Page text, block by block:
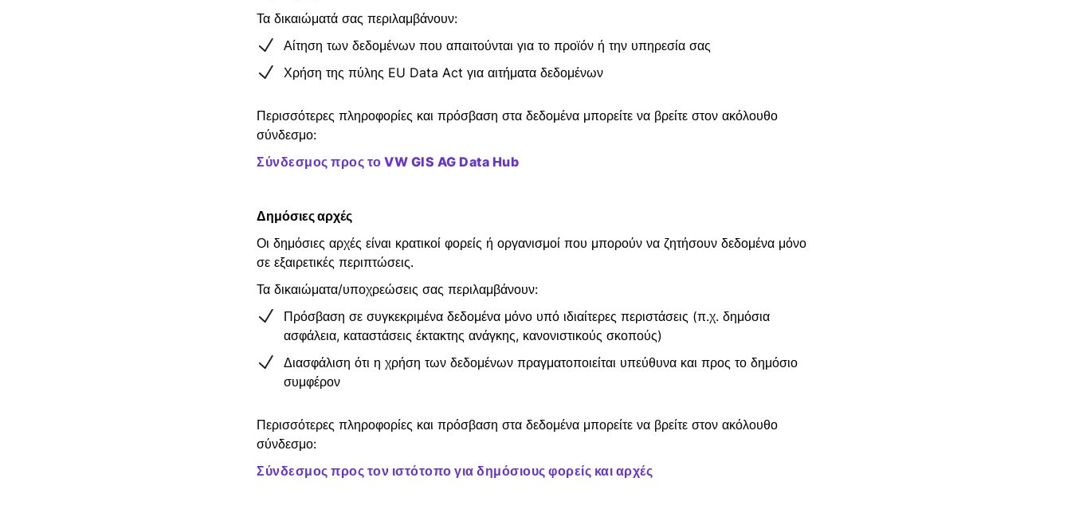
Τα δικαιώματά σας περιλαμβάνουν:
Αίτηση των δεδομένων που απαιτούνται για το προϊόν ή την υπηρεσία σας
Χρήση της πύλης EU Data Act για αιτήματα δεδομένων
Περισσότερες πληροφορίες και πρόσβαση στα δεδομένα μπορείτε να βρείτε στον ακόλουθο
σύνδεσμο:
Σύνδεσμος προς το VW GIS AG Data Hub
Δημόσιες αρχές
Οι δημόσιες αρχές είναι κρατικοί φορείς ή οργανισμοί που μπορούν να ζητήσουν δεδομένα μόνο
σε εξαιρετικές περιπτώσεις.
Τα δικαιώματα/υποχρεώσεις σας περιλαμβάνουν:
Πρόσβαση σε συγκεκριμένα δεδομένα μόνο υπό ιδιαίτερες περιστάσεις (π.χ. δημόσια
ασφάλεια, καταστάσεις έκτακτης ανάγκης, κανονιστικούς σκοπούς)
Διασφάλιση ότι η χρήση των δεδομένων πραγματοποιείται υπεύθυνα και προς το δημόσιο
συμφέρον
Περισσότερες πληροφορίες και πρόσβαση στα δεδομένα μπορείτε να βρείτε στον ακόλουθο
σύνδεσμο:
Σύνδεσμος προς τον ιστότοπο για δημόσιους φορείς και αρχές